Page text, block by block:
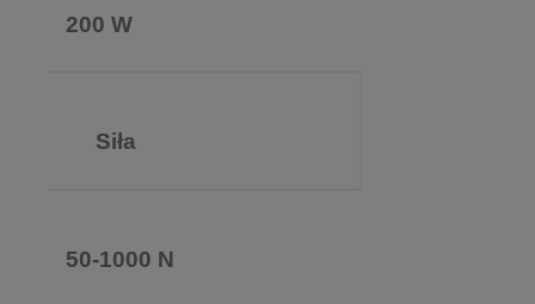
200 W
Siła
50-1000 N